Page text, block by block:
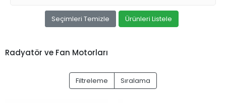
Seçimleri Temizle Ürünleri Listele
Radyatör ve Fan Motorları
Filtreleme Sıralama